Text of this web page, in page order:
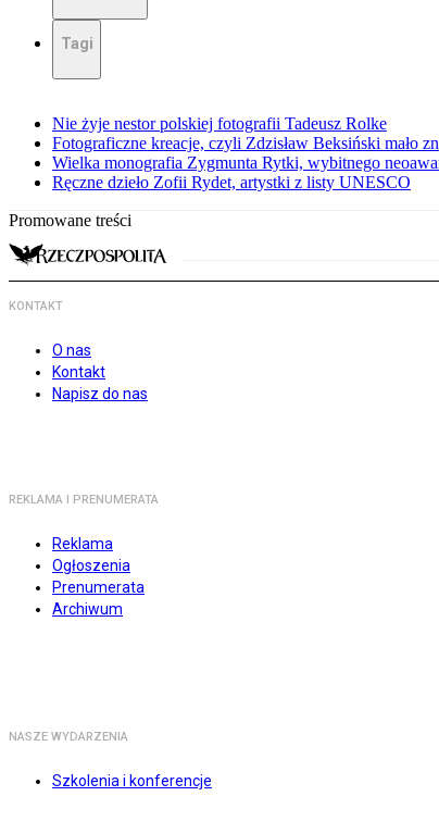
Tagi
Nie żyje nestor polskiej fotografii Tadeusz Rolke
Fotograficzne kreacje, czyli Zdzisław Beksiński mało
Wielka monografia Zygmunta Rytki, wybitnego
Ręczne dzieło Zofii Rydet, artystki z listy UNESCO
Promowane treści
KONTAKT
O nas
Kontakt
Napisz do nas
REKLAMA I PRENUMERATA
Reklama
Ogłoszenia
Prenumerata
Archiwum
NASZE WYDARZENIA
Szkolenia i konferencje